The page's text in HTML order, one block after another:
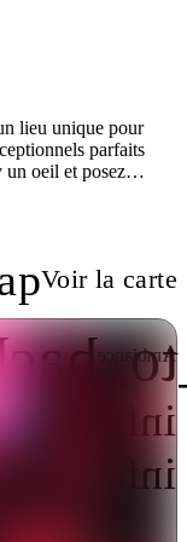
lieu unique pour
parfaits
un oeil et posez
Voir la carte
Ambiance
info
info